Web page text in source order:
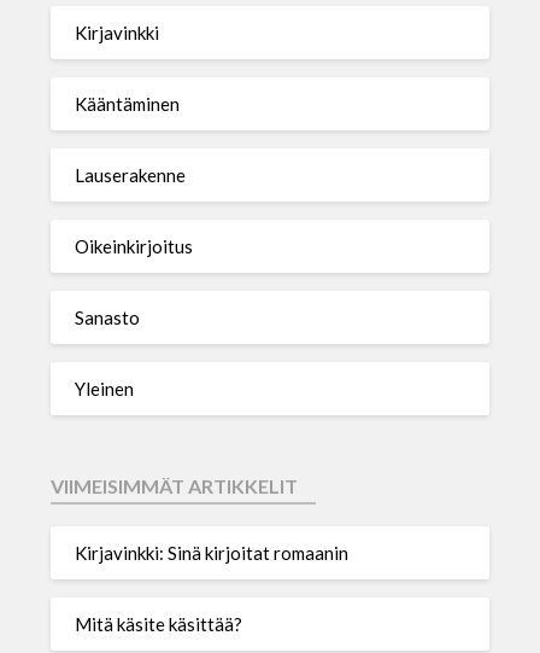
Kirjavinkki
Kääntäminen
Lauserakenne
Oikeinkirjoitus
Sanasto
Yleinen
VIIMEISIMMÄT ARTIKKELIT
Kirjavinkki: Sinä kirjoitat romaanin
Mitä käsite käsittää?